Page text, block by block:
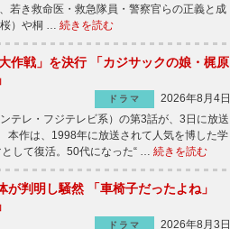
若き救命医・救急隊員・警察官らの正義と成
）や桐 … 続きを読む
作戦」を決行 「カジサックの娘・梶原
ドラマ
2026年8月4日
テレ・フジテレビ系）の第3話が、3日に放送
作は、1998年に放送されて人気を博した学
して復活。50代になった“ … 続きを読む
が判明し騒然 「車椅子だったよね」
ドラマ 2026年8月3日